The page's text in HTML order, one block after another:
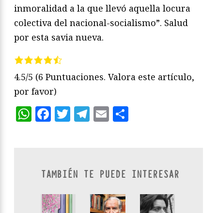
inmoralidad a la que llevó aquella locura
colectiva del nacional-socialismo”. Salud
por esta savia nueva.
4.5/5 (6 Puntuaciones. Valora este artículo,
por favor)
WhatsApp
Facebook
Twitter
Telegram
Email
TAMBIÉN TE PUEDE INTERESAR